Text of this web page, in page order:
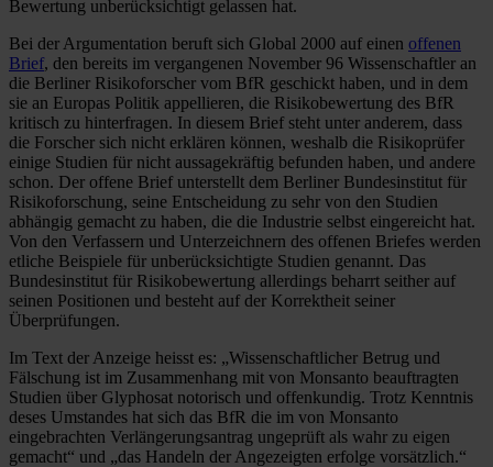
Bewertung unberücksichtigt gelassen hat.
Bei der Argumentation beruft sich Global 2000 auf einen offenen
Brief, den bereits im vergangenen November 96 Wissenschaftler an
die Berliner Risikoforscher vom BfR geschickt haben, und in dem
sie an Europas Politik appellieren, die Risikobewertung des BfR
kritisch zu hinterfragen. In diesem Brief steht unter anderem, dass
die Forscher sich nicht erklären können, weshalb die Risikoprüfer
einige Studien für nicht aussagekräftig befunden haben, und andere
schon. Der offene Brief unterstellt dem Berliner Bundesinstitut für
Risikoforschung, seine Entscheidung zu sehr von den Studien
abhängig gemacht zu haben, die die Industrie selbst eingereicht hat.
Von den Verfassern und Unterzeichnern des offenen Briefes werden
etliche Beispiele für unberücksichtigte Studien genannt. Das
Bundesinstitut für Risikobewertung allerdings beharrt seither auf
seinen Positionen und besteht auf der Korrektheit seiner
Überprüfungen.
Im Text der Anzeige heisst es: „Wissenschaftlicher Betrug und
Fälschung ist im Zusammenhang mit von Monsanto beauftragten
Studien über Glyphosat notorisch und offenkundig. Trotz Kenntnis
deses Umstandes hat sich das BfR die im von Monsanto
eingebrachten Verlängerungsantrag ungeprüft als wahr zu eigen
gemacht“ und „das Handeln der Angezeigten erfolge vorsätzlich.“